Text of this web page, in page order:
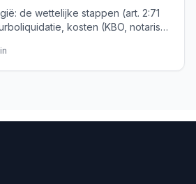
de wettelijke stappen (art. 2:71
kosten (KBO, notaris)